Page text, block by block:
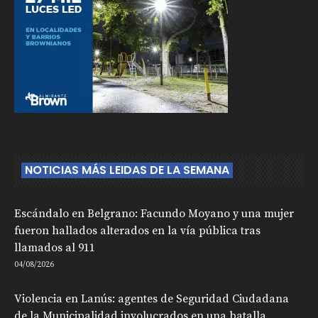
NOTICIAS MÁS LEIDAS DE LA SEMANA
Escándalo en Belgrano: Facundo Moyano y una mujer
fueron hallados alterados en la vía pública tras
llamados al 911
04/08/2026
Violencia en Lanús: agentes de Seguridad Ciudadana